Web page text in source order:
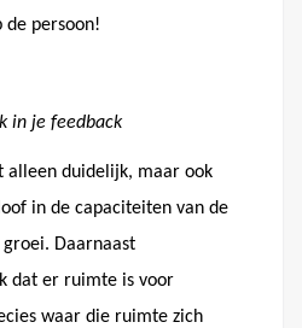
de persoon!
in je feedback
alleen duidelijk, maar ook
in de capaciteiten van de
Daarnaast
dat er ruimte is voor
waar die ruimte zich